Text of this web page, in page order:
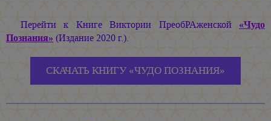
Перейти к Книге Виктории ПреобРАженской «Чудо
Познания» (Издание 2020 г.).
СКАЧАТЬ КНИГУ «ЧУДО ПОЗНАНИЯ»